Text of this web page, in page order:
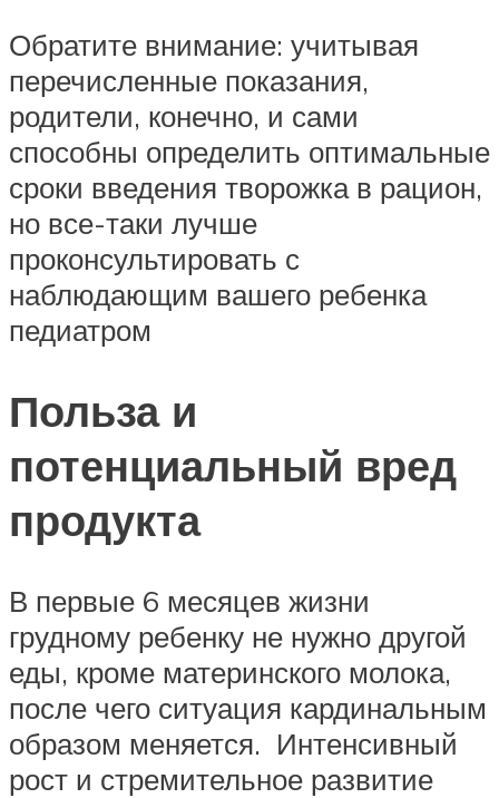
Обратите внимание: учитывая
перечисленные показания,
родители, конечно, и сами
способны определить оптимальные
сроки введения творожка в рацион,
но все-таки лучше
проконсультировать с
наблюдающим вашего ребенка
педиатром
Польза и
потенциальный вред
продукта
В первые 6 месяцев жизни
грудному ребенку не нужно другой
еды, кроме материнского молока,
после чего ситуация кардинальным
образом меняется. Интенсивный
рост и стремительное развитие